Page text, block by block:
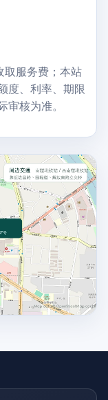
取服务费；本站
度、利率、期限
审核为准。